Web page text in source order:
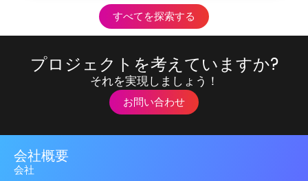
すべてを探索する
プロジェクトを考えていますか?
それを実現しましょう！
お問い合わせ
会社概要
会社